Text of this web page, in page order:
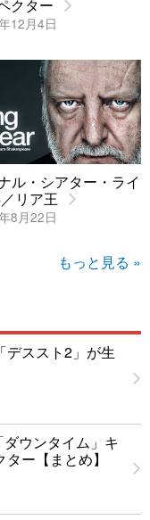
クター
12月4日
ル・シアター・ライ
リア王
8月22日
もっと見る »
デススト2」が生
ウンタイム」キ
ー【まとめ】